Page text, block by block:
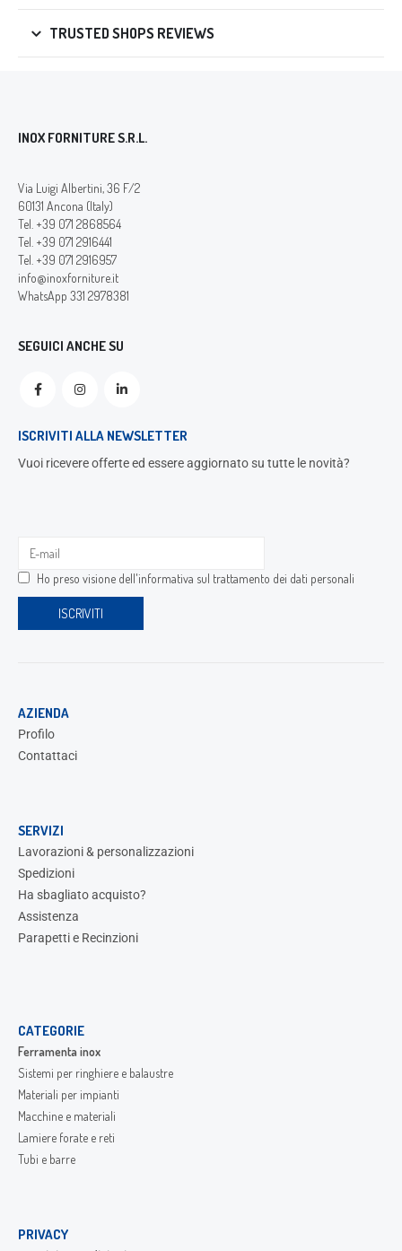
TRUSTED SHOPS REVIEWS
INOX FORNITURE S.R.L.
Via Luigi Albertini, 36 F/2
60131 Ancona (Italy)
Tel. +39 071 2868564
Tel. +39 071 2916441
Tel. +39 071 2916957
info@inoxforniture.it
WhatsApp 331 2978381
SEGUICI ANCHE SU
ISCRIVITI ALLA NEWSLETTER
Vuoi ricevere offerte ed essere aggiornato su tutte le novità?
Ho preso visione dell'informativa sul trattamento dei dati personali
AZIENDA
Profilo
Contattaci
SERVIZI
Lavorazioni & personalizzazioni
Spedizioni
Ha sbagliato acquisto?
Assistenza
Parapetti e Recinzioni
CATEGORIE
Ferramenta inox
Sistemi per ringhiere e balaustre
Materiali per impianti
Macchine e materiali
Lamiere forate e reti
Tubi e barre
PRIVACY